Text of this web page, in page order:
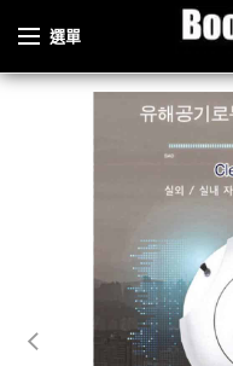
選單